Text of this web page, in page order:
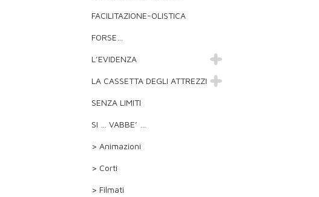
FACILITAZIONE-OLISTICA
FORSE…
L’EVIDENZA
LA CASSETTA DEGLI ATTREZZI
SENZA LIMITI
SI … VABBE’ …
> Animazioni
> Corti
> Filmati